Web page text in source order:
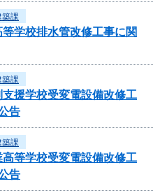
築課
等学校排水管改修工事に関
築課
支援学校受変電設備改修工
告
築課
高等学校受変電設備改修工
告